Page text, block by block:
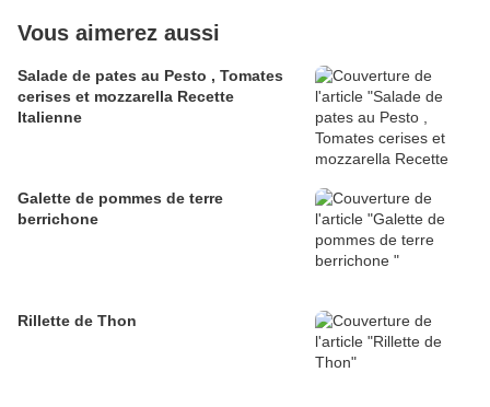
Vous aimerez aussi
Salade de pates au Pesto , Tomates
cerises et mozzarella Recette
Italienne
Galette de pommes de terre
berrichone
Rillette de Thon